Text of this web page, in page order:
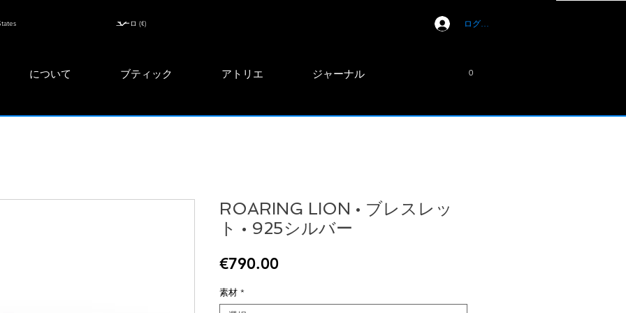
について ブティック アトリエ ジャーナル
ログイン
0
ROARING LION • ブレスレッ
ト • 925シルバー
€790.00価
素材 *